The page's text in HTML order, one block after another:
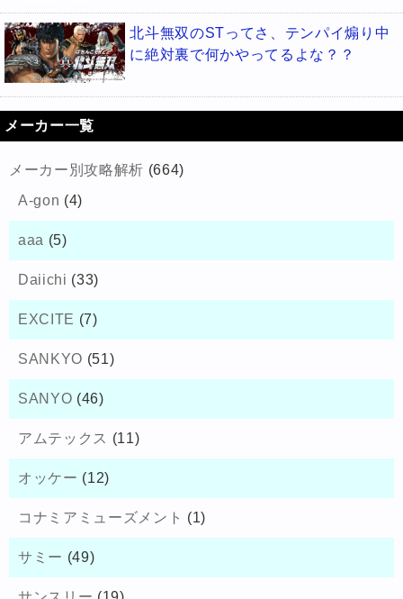
北斗無双のSTってさ、テンパイ煽り中
に絶対裏で何かやってるよな？？
メーカー一覧
メーカー別攻略解析 (664)
A-gon (4)
aaa (5)
Daiichi (33)
EXCITE (7)
SANKYO (51)
SANYO (46)
アムテックス (11)
オッケー (12)
コナミアミューズメント (1)
サミー (49)